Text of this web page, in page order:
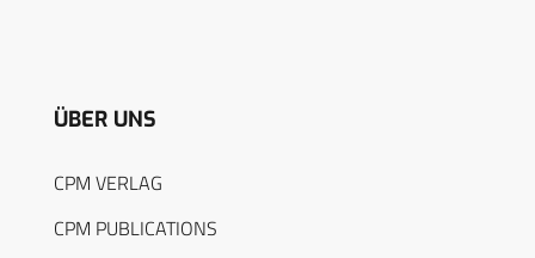
ÜBER UNS
CPM VERLAG
CPM PUBLICATIONS